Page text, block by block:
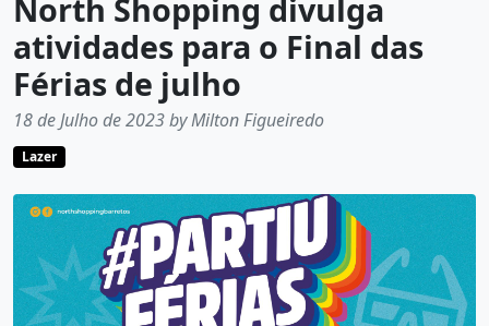
North Shopping divulga
atividades para o Final das
Férias de julho
18 de Julho de 2023 by Milton Figueiredo
Lazer